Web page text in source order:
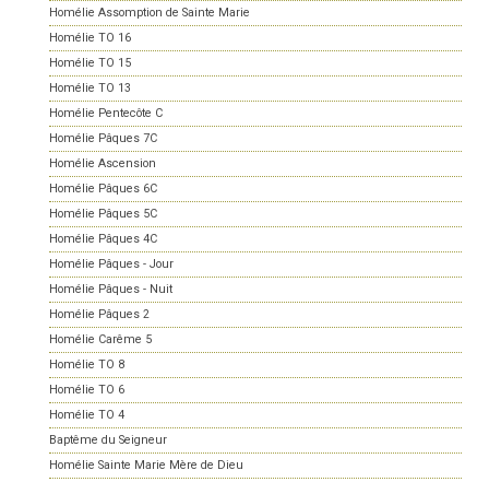
Homélie Assomption de Sainte Marie
Homélie TO 16
Homélie TO 15
Homélie TO 13
Homélie Pentecôte C
Homélie Pâques 7C
Homélie Ascension
Homélie Pâques 6C
Homélie Pâques 5C
Homélie Pâques 4C
Homélie Pâques - Jour
Homélie Pâques - Nuit
Homélie Pâques 2
Homélie Carême 5
Homélie TO 8
Homélie TO 6
Homélie TO 4
Baptême du Seigneur
Homélie Sainte Marie Mère de Dieu